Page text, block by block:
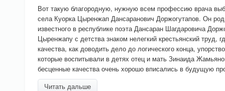
Вот такую благородную, нужную всем профессию врача
села Куорка Цыренжап Дансаранович Доржогутапов. Он
известного в республике поэта Дансаран Шагдаровича
Цыренжапу с детства знаком нелегкий крестьянский труд,
качества, как доводить дело до логического конца,
которые воспитывали в детях отец и мать Зинаида
бесценные качества очень хорошо вписались в будущую
Читать дальше